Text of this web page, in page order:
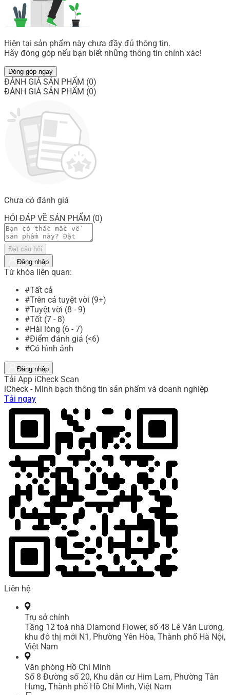
Hiện tại sản phẩm này chưa đầy đủ thông tin.
Hãy đóng góp nếu bạn biết những thông tin chính xác!
Đóng góp ngay
ĐÁNH GIÁ SẢN PHẨM (0)
ĐÁNH GIÁ SẢN PHẨM (0)
Chưa có đánh giá
HỎI ĐÁP VỀ SẢN PHẨM (0)
Đặt câu hỏi
Đăng nhập
Từ khóa liên quan:
#Tất cả
#Trên cả tuyệt vời (9+)
#Tuyệt vời (8 - 9)
#Tốt (7 - 8)
#Hài lòng (6 - 7)
#Điểm đánh giá (<6)
#Có hình ảnh
Đăng nhập
Tải App iCheck Scan
iCheck - Minh bạch thông tin sản phẩm và doanh nghiệp
Tải ngay
Liên hệ
Trụ sở chính
Tầng 12 toà nhà Diamond Flower, số 48 Lê Văn Lương,
khu đô thị mới N1, Phường Yên Hòa, Thành phố Hà Nội,
Việt Nam
Văn phòng Hồ Chí Minh
Số 8 Đường số 20, Khu dân cư Him Lam, Phường Tân
Hưng, Thành phố Hồ Chí Minh, Việt Nam